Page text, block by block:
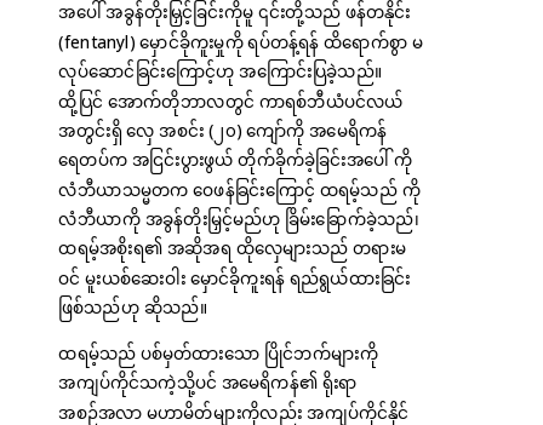
အပေါ် အခွန်တိုးမြှင့်ခြင်းကိုမူ ၎င်းတို့သည် ဖန်တနိုင်း
(fentanyl) မှောင်ခိုကူးမှုကို ရပ်တန့်ရန် ထိရောက်စွာ မ
လုပ်ဆောင်ခြင်းကြောင့်ဟု အကြောင်းပြခဲ့သည်။
ထို့ပြင် အောက်တိုဘာလတွင် ကာရစ်ဘီယံပင်လယ်
အတွင်းရှိ လှေ အစင်း (၂၀) ကျော်ကို အမေရိကန်
ရေတပ်က အငြင်းပွားဖွယ် တိုက်ခိုက်ခဲ့ခြင်းအပေါ် ကို
လံဘီယာသမ္မတက ဝေဖန်ခြင်းကြောင့် ထရမ့်သည် ကို
လံဘီယာကို အခွန်တိုးမြှင့်မည်ဟု ခြိမ်းခြောက်ခဲ့သည်၊
ထရမ့်အစိုးရ၏ အဆိုအရ ထိုလှေများသည် တရားမ
ဝင် မူးယစ်ဆေးဝါး မှောင်ခိုကူးရန် ရည်ရွယ်ထားခြင်း
ဖြစ်သည်ဟု ဆိုသည်။
ထရမ့်သည် ပစ်မှတ်ထားသော ပြိုင်ဘက်များကို
အကျပ်ကိုင်သကဲ့သို့ပင် အမေရိကန်၏ ရိုးရာ
အစဉ်အလာ မဟာမိတ်များကိုလည်း အကျပ်ကိုင်နိုင်